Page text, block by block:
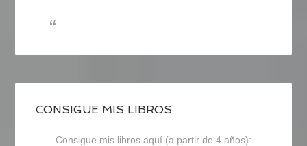
CONSIGUE MIS LIBROS
Consigue mis libros aquí (a partir de 4 años):